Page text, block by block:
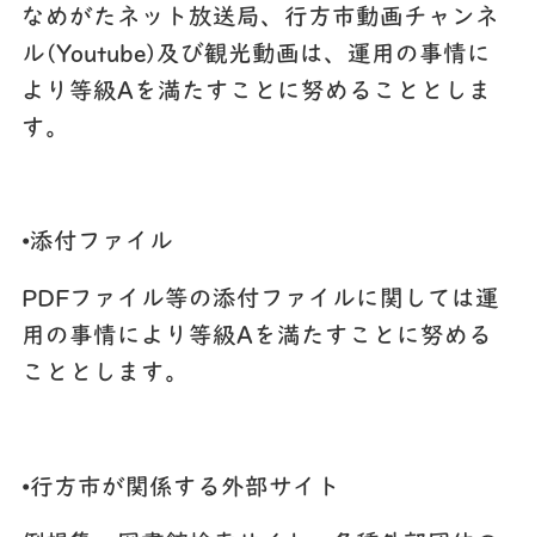
なめがたネット放送局、行方市動画チャンネ
ル(Youtube)及び観光動画は、運用の事情に
より等級Aを満たすことに努めることとしま
す。
•添付ファイル
PDFファイル等の添付ファイルに関しては運
用の事情により等級Aを満たすことに努める
こととします。
•行方市が関係する外部サイト